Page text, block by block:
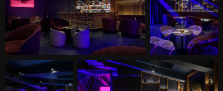
Идея заключалась в том, чтобы
создать модное уютное и уютное
пространство, наполненное
цветом, и завораживающим
декором. Создать игру цветным
светом. Мы задумали создать